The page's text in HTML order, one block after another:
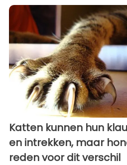
Katten kunnen hun
en intrekken, maar
reden voor dit verschil